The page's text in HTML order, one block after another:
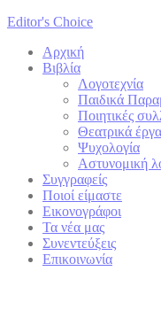
Editor's Choice
Αρχική
Βιβλία
Λογοτεχνία
Παιδικά
Ποιητικές
Θεατρικά έργα
Ψυχολογία
Αστυνομική
Συγγραφείς
Ποιοί είμαστε
Εικονογράφοι
Τα νέα μας
Συνεντεύξεις
Επικοινωνία